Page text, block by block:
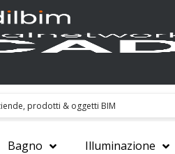
Bagno Illuminazione